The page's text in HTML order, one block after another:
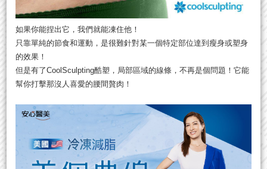
如果你能捏出它，我們就能凍住他！
只靠單純的節食和運動，是很難針對某一個特定部位達到瘦身或塑身
的效果！
但是有了CoolSculpting酷塑，局部區域的線條，不再是個問題！它能
幫你打擊那沒人喜愛的腰間贅肉！